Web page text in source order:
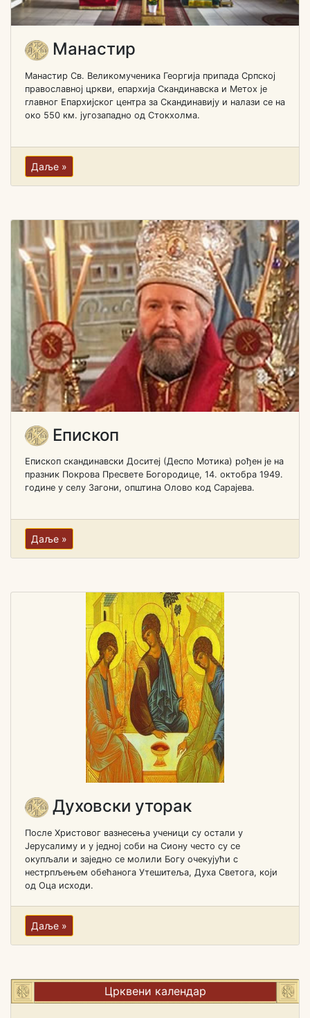
Манастир
Манастир Св. Великомученика Георгија припада Српској
православној цркви, епархија Скандинавска и Метох је
главног Епархијског центра за Скандинавију и налази се на
око 550 км. југозападно од Стокхолма.
Даље »
Епископ
Епископ скандинавски Доситеј (Деспо Мотика) рођен je на
празник Покрова Пресвете Богородице, 14. октобра 1949.
године у селу Загони, општина Олово код Сарајева.
Даље »
Духовски уторак
После Христовог вазнесења ученици су остали у
Јерусалиму и у једној соби на Сиону често су се
окупљали и заједно се молили Богу очекујући с
нестрпљењем обећанога Утешитеља, Духа Светога, који
од Оца исходи.
Даље »
Црквени календар